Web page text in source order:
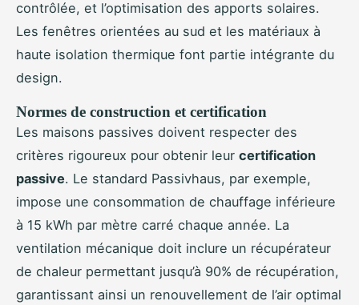
contrôlée, et l’optimisation des apports solaires.
Les fenêtres orientées au sud et les matériaux à
haute isolation thermique font partie intégrante du
design.
Normes de construction et certification
Les maisons passives doivent respecter des
critères rigoureux pour obtenir leur certification
passive. Le standard Passivhaus, par exemple,
impose une consommation de chauffage inférieure
à 15 kWh par mètre carré chaque année. La
ventilation mécanique doit inclure un récupérateur
de chaleur permettant jusqu’à 90% de récupération,
garantissant ainsi un renouvellement de l’air optimal